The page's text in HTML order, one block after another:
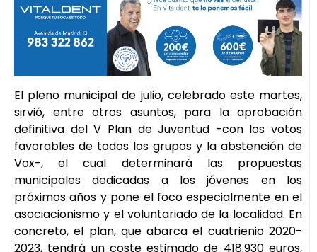
El pleno municipal de julio, celebrado este martes,
sirvió, entre otros asuntos, para la aprobación
definitiva del V Plan de Juventud -con los votos
favorables de todos los grupos y la abstención de
Vox-, el cual determinará las propuestas
municipales dedicadas a los jóvenes en los
próximos años y pone el foco especialmente en el
asociacionismo y el voluntariado de la localidad. En
concreto, el plan, que abarca el cuatrienio 2020-
2023, tendrá un coste estimado de 418.930 euros,